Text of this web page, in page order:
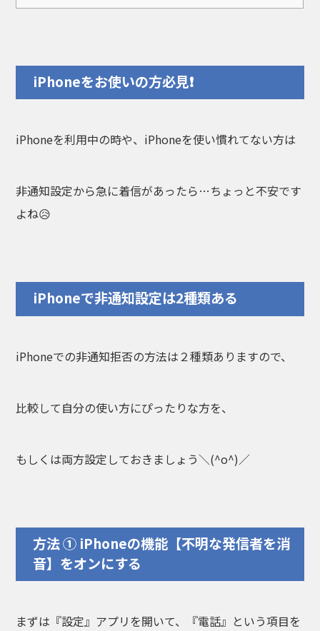
iPhoneをお使いの方必見❗
iPhoneを利用中の時や、iPhoneを使い慣れてない方は
非通知設定から急に着信があったら…ちょっと不安です
よね😥
iPhoneで非通知設定は2種類ある
iPhoneでの非通知拒否の方法は２種類ありますので、
比較して自分の使い方にぴったりな方を、
もしくは両方設定しておきましょう＼(^o^)／
方法 ① iPhoneの機能【不明な発信者を消
音】をオンにする
まずは『設定』アプリを開いて、『電話』という項目を